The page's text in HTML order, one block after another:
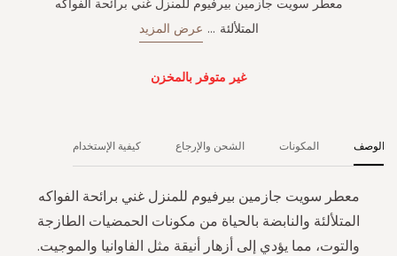
معطر سويت جازمين بيرفيوم للمنزل غني برائحة الفواكه
المتلألئة ... عرض المزيد
غير متوفر بالمخزن
الوصف
معطر سويت جازمين بيرفيوم للمنزل غني برائحة الفواكه
المتلألئة والنابضة بالحياة من مكونات الحمضيات الطازجة
والتوت، مما يؤدي إلى أزهار أنيقة مثل الفاوانيا والموجيت.
المكونات الشحن والإرجاع كيفية الإستخدام